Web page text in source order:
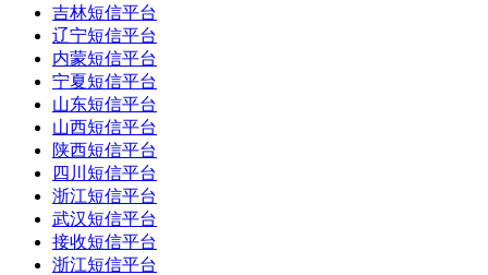
吉林短信平台
辽宁短信平台
内蒙短信平台
宁夏短信平台
山东短信平台
山西短信平台
陕西短信平台
四川短信平台
浙江短信平台
武汉短信平台
接收短信平台
浙江短信平台